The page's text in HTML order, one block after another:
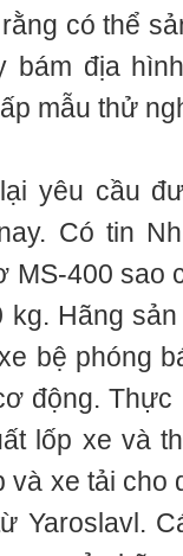
có thể
bám địa
mẫu thử
yêu cầu
Có tin
MS-400 sao
Hãng
bệ phóng
động.
lốp xe và
xe tải cho
Yaroslavl.